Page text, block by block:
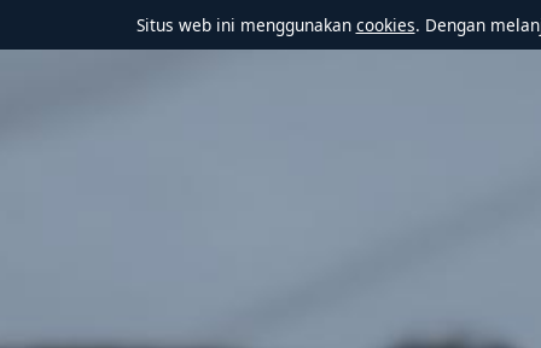
Situs web ini menggunakan cookies. Dengan